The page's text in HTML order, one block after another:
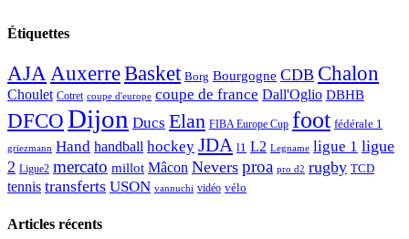
Étiquettes
AJAAuxerreBasket Borg Bourgogne CDB Chalon
Choulet Cotret coupe d'europe coupe de france Dall'Oglio DBHB
DFCODijon Ducs Elan FIBA Europe Cup foot fédérale 1
griezmann Hand handball hockey JDA l1 L2 Legname ligue 1 ligue
2 Ligue2 mercato millot Mâcon Nevers proa pro d2 rugby TCD
tennis transferts USON vannuchi vidéo vélo
Articles récents